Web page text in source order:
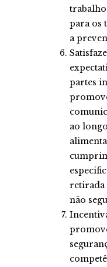
trabalho
para os
a
partes
ao
retirada
não